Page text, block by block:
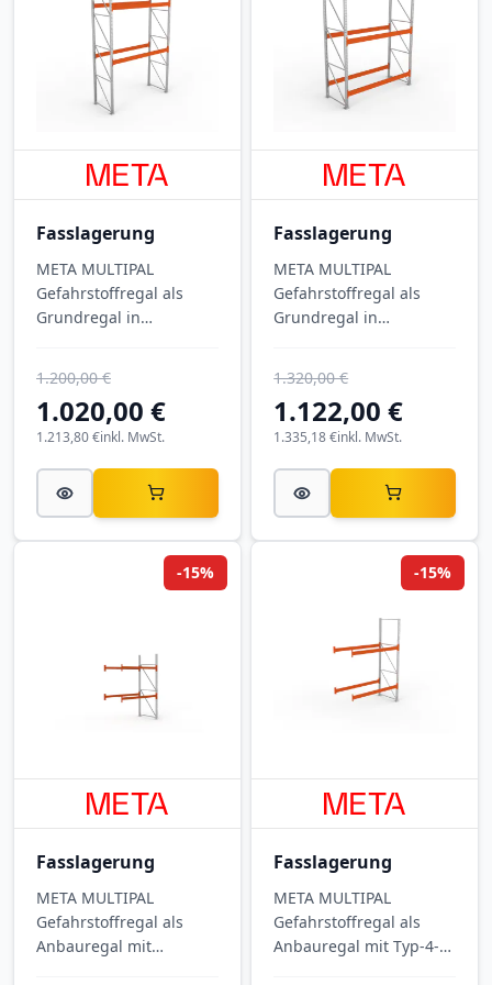
Fasslagerung
META MULTIPAL
Gefahrstoffregal als
Grundregal in
verzinkt, 4.900 mm
hoch, 8.100 kg Feldlast,
für die normkonforme
Gefahrstoffen und
wassergefährdenden
Stoffen.
1.020,00 €
1.200,00 €
inkl. MwSt.
1.213,80 €
Fasslagerung
META MULTIPAL
Gefahrstoffregal als
Grundregal in
Auffangwanne Typ 3 – 3
Lagerebenen, 8.800 kg
Feldlast, Abmessungen
mm.
1.122,00 €
1.320,00 €
inkl. MwSt.
1.335,18 €
Fasslagerung
META MULTIPAL
Gefahrstoffregal als
Anbauregal mit
-15%
Fasslagerung
META MULTIPAL
Gefahrstoffregal als
Anbauregal mit Typ-4-
-15%